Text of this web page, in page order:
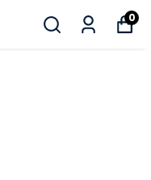
0